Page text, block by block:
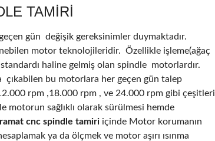
TAMIRI
gün değişik gereksinimler duymaktadır.
motor teknolojileridir. Özellikle işleme(ağaç
haline gelmiş olan spindle motorlardır.
çıkabilen bu motorlara her geçen gün talep
rpm ,18.000 rpm , ve 24.000 rpm gibi çeşitleri
motorun sağlıklı olarak sürülmesi hemde
cnc spindle tamiri içinde Motor korumanın
ya da ölçmek ve motor aşırı ısınma